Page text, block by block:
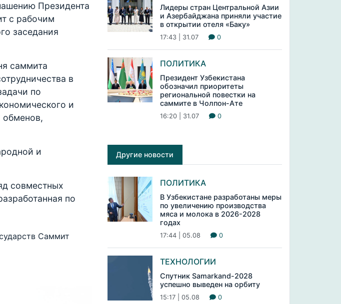
Президента
с рабочим
заседания
саммита
в
по
и
обменов,
и
совместных
по
Саммит
Лидеры стран Центральной Азии
и Азербайджана приняли участие
в открытии отеля «Баку»
17:43 | 31.07 0
ПОЛИТИКА
Президент Узбекистана
обозначил приоритеты
региональной повестки на
саммите в Чолпон-Ате
16:20 | 31.07 0
Другие новости
ПОЛИТИКА
В Узбекистане разработаны меры
по увеличению производства
мяса и молока в 2026-2028
годах
17:44 | 05.08 0
ТЕХНОЛОГИИ
Спутник Samarkand-2028
успешно выведен на орбиту
15:17 | 05.08 0